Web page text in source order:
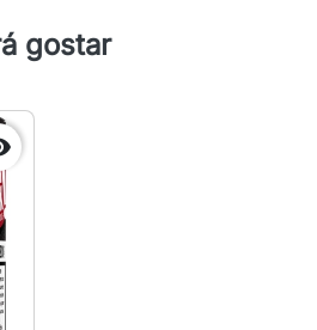
gostar